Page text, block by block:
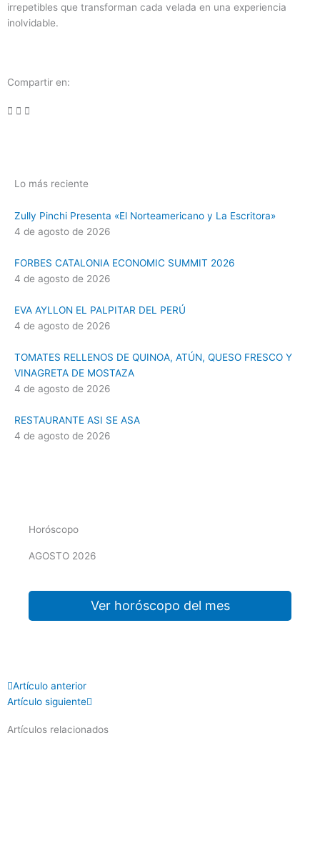
irrepetibles que transforman cada velada en una experiencia
inolvidable.
Compartir en:
Lo más reciente
Zully Pinchi Presenta «El Norteamericano y La Escritora»
4 de agosto de 2026
FORBES CATALONIA ECONOMIC SUMMIT 2026
4 de agosto de 2026
EVA AYLLON EL PALPITAR DEL PERÚ
4 de agosto de 2026
TOMATES RELLENOS DE QUINOA, ATÚN, QUESO FRESCO Y
VINAGRETA DE MOSTAZA
4 de agosto de 2026
RESTAURANTE ASI SE ASA
4 de agosto de 2026
Horóscopo
AGOSTO 2026
Ver horóscopo del mes
Prev
Artículo anterior
Artículo siguiente
Artículos relacionados